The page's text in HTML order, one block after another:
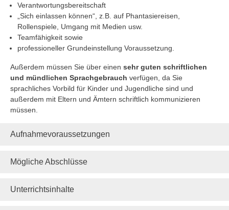
Verantwortungsbereitschaft
„Sich einlassen können“, z.B. auf Phantasiereisen,
Rollenspiele, Umgang mit Medien usw.
Teamfähigkeit sowie
professioneller Grundeinstellung Voraussetzung.
Außerdem müssen Sie über einen sehr guten schriftlichen
und mündlichen Sprachgebrauch verfügen, da Sie
sprachliches Vorbild für Kinder und Jugendliche sind und
außerdem mit Eltern und Ämtern schriftlich kommunizieren
müssen.
Aufnahmevoraussetzungen
Mögliche Abschlüsse
Unterrichtsinhalte